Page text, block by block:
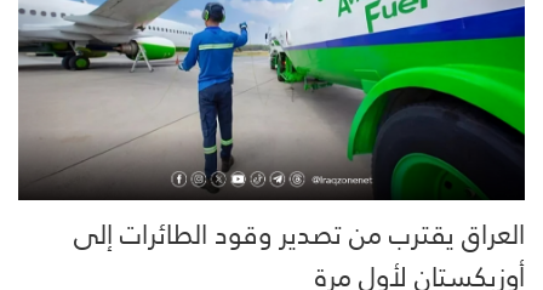
العراق يقترب من تصدير وقود الطائرات إلى
أوزبكستان لأول مرة